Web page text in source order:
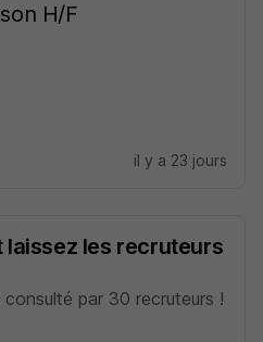
H/F
il y a 23 jours
laissez les recruteurs
par 30 recruteurs !